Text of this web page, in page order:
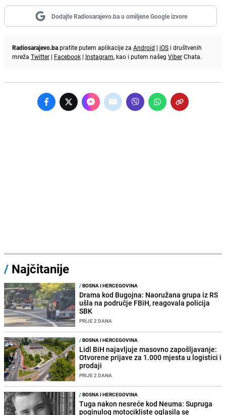
Dodajte Radiosarajevo.ba u omiljene Google izvore
Radiosarajevo.bapratite putem aplikacije za Android | iOS i društvenih
mreža Twitter | Facebook | Instagram, kao i putem našeg ViberChata.
/ Najčitanije
/BOSNA I HERCEGOVINA
Drama kod Bugojna: Naoružana grupa iz RS
ušla na područje FBiH, reagovala policija
SBK
PRIJE 2 DANA
/BOSNA I HERCEGOVINA
Lidl BiH najavljuje masovno zapošljavanje:
Otvorene prijave za 1.000 mjesta u logistici i
prodaji
PRIJE 2 DANA
/BOSNA I HERCEGOVINA
Tuga nakon nesreće kod Neuma: Supruga
poginulog motocikliste oglasila se